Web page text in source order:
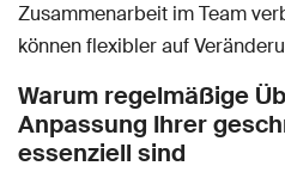
Zusammenarbeit im Team
können flexibler auf
Warum regelmäßige
Anpassung Ihrer
essenziell sind